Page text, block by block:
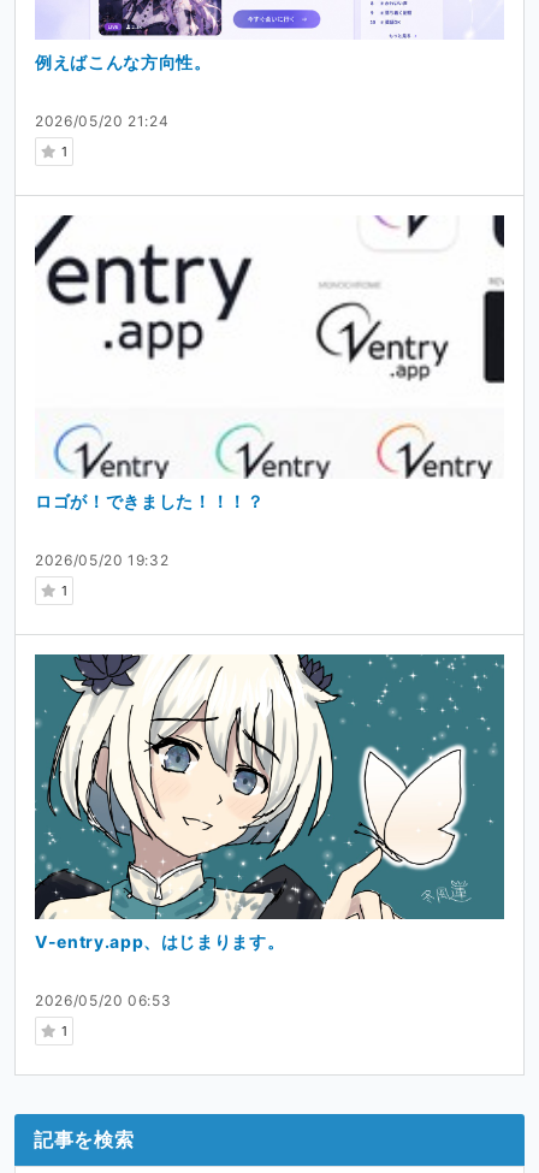
2026/05/20 21:24
1
例えばこんな方向性。
2026/05/20 19:32
1
ロゴが！できました！！！？
2026/05/20 06:53
1
V-entry.app、はじまります。
記事を検索